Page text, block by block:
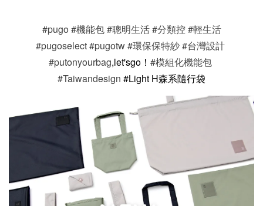
#pugo #機能包#聰明生活#分類控#輕生活
#pugoselect#pugotw#環保保特紗#台灣設計
#putonyourbag,let'sgo！ #模組化機能包
#Taiwandesign #Light H森系隨行袋